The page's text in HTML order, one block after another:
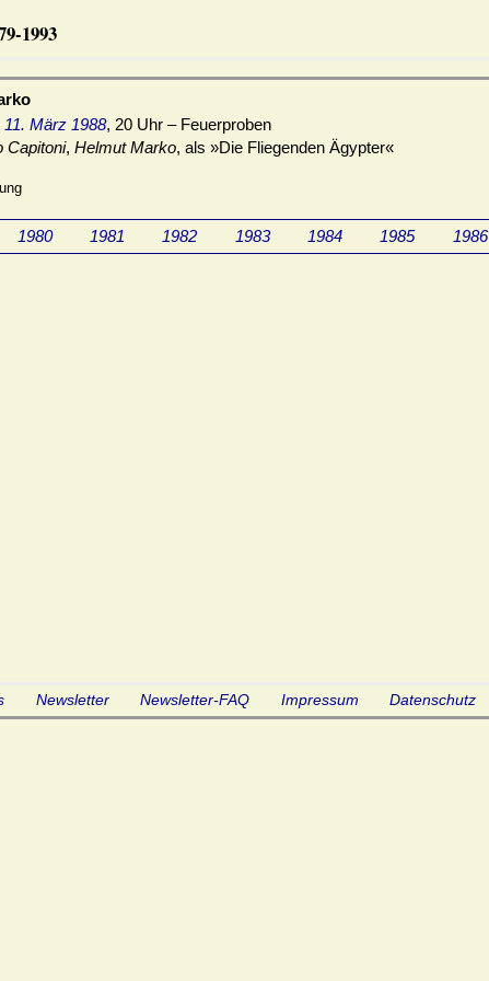
1993
11. März 1988, 20 Uhr – Feuerproben
Capitoni,Helmut Marko, als »Die Fliegenden Ägypter«
1980 1981 1982 1983 1984 1985 1986
Newsletter Newsletter-FAQ Impressum Datenschutz